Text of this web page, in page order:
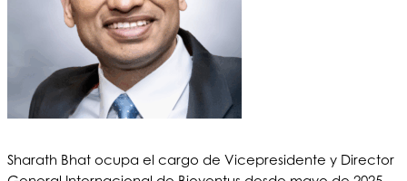
Sharath Bhat ocupa el cargo de Vicepresidente y Director